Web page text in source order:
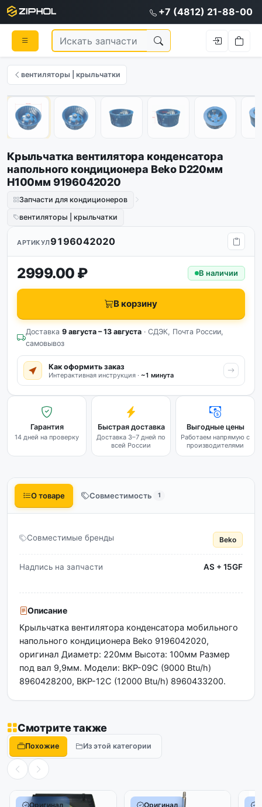
+7 (4812) 21-88-00
вентиляторы | крыльчатки
Оригинал 1
Крыльчатка вентилятора конденсатора
напольного кондиционера Beko D220мм
H100мм 9196042020
Запчасти для кондиционеров
вентиляторы | крыльчатки
АРТИКУЛ9196042020
2999.00 ₽ В наличии
В корзину
Доставка 9 августа – 13 августа · СДЭК, Почта России,
самовывоз
Как оформить заказ
Интерактивная инструкция · ~1 минута
Гарантия
14 дней на проверку
Быстрая доставка
Доставка 3–7 дней по
всей России
Выгодные цены
Работаем напрямую с
производителями
О товаре Совместимость 1
Совместимые бренды Beko
Надпись на запчасти AS + 15GF
Описание
Крыльчатка вентилятора конденсатора мобильного
напольного кондиционера Beko 9196042020,
оригинал Диаметр: 220мм Высота: 100мм Размер
под вал 9,9мм. Модели: BKP-09C (9000 Btu/h)
8960428200, BKP-12C (12000 Btu/h) 8960433200.
Смотрите также
Похожие Из этой категории
Оригинал Оригинал